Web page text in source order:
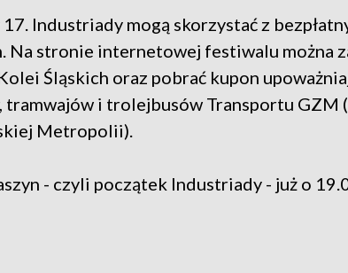
Industriady mogą skorzystać z
Na stronie internetowej festiwalu można
Śląskich oraz pobrać kupon
tramwajów i trolejbusów Transportu GZM
Metropolii).
- czyli początek Industriady - już o